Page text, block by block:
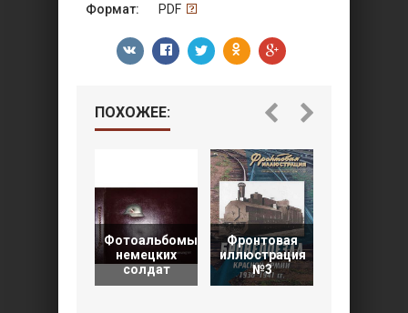
Формат:
PDF
ПОХОЖЕЕ:
Фотоальбомы
немецких
солдат
Фронтовая
иллюстрация
№3